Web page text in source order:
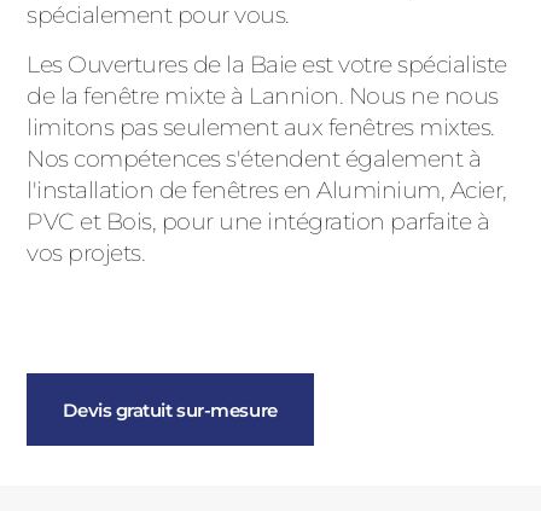
spécialement pour vous.
Les Ouvertures de la Baie est votre spécialiste
de la fenêtre mixte à Lannion. Nous ne nous
limitons pas seulement aux fenêtres mixtes.
Nos compétences s'étendent également à
l'installation de fenêtres en Aluminium, Acier,
PVC et Bois, pour une intégration parfaite à
vos projets.
Devis gratuit sur-mesure